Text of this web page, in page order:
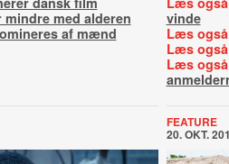
mindre med alderen
af mænd
vinde
Læs
Læs
Læs
FEATURE
20. OKT.